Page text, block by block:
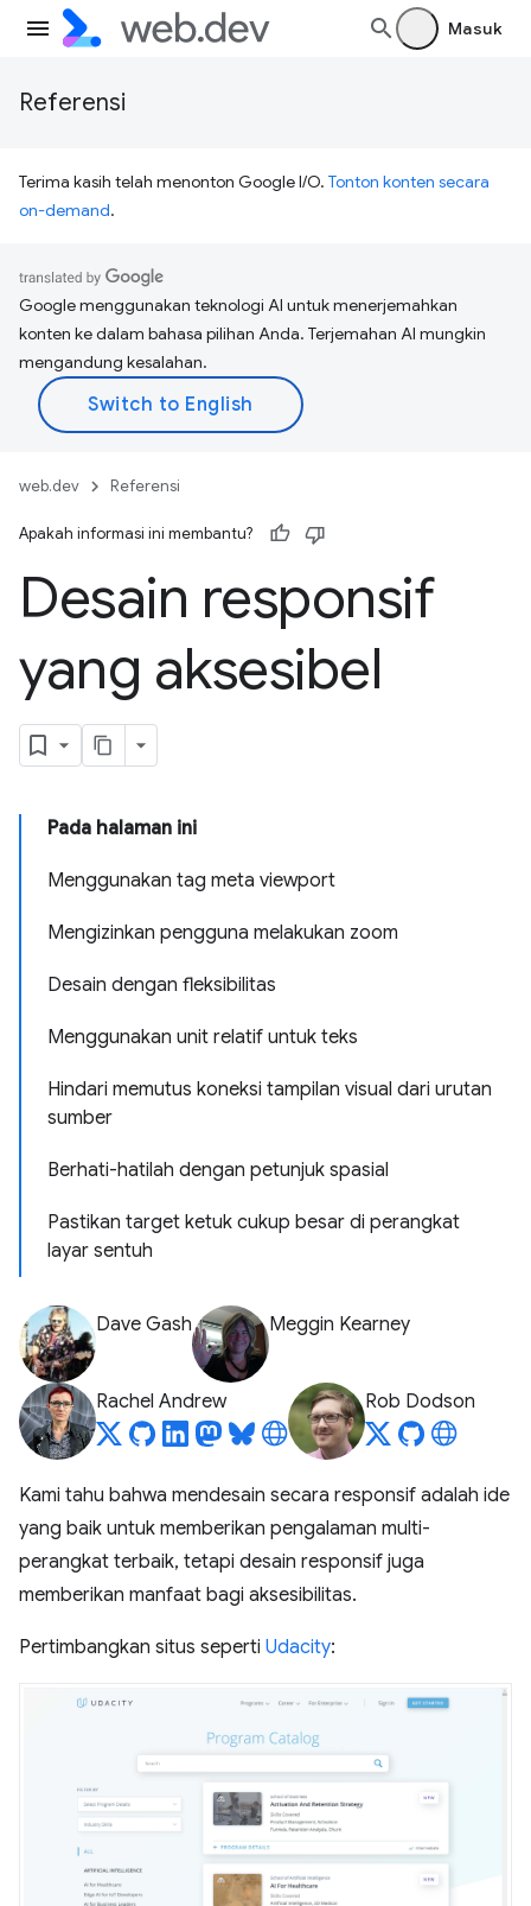
Masuk
Referensi
Terima kasih telah menonton Google I/O. Tonton konten secara
on-demand.
Google menggunakan teknologi AI untuk menerjemahkan
konten ke dalam bahasa pilihan Anda. Terjemahan AI mungkin
mengandung kesalahan.
web.dev Referensi
Apakah informasi ini membantu?
Desain responsif
yang aksesibel
Pada halaman ini
Menggunakan tag meta viewport
Mengizinkan pengguna melakukan zoom
Desain dengan fleksibilitas
Menggunakan unit relatif untuk teks
Hindari memutus koneksi tampilan visual dari urutan
sumber
Berhati-hatilah dengan petunjuk spasial
Pastikan target ketuk cukup besar di perangkat
layar sentuh
Dave Gash Meggin Kearney
Rachel Andrew Rob Dodson
Kami tahu bahwa mendesain secara responsif adalah ide
yang baik untuk memberikan pengalaman multi-
perangkat terbaik, tetapi desain responsif juga
memberikan manfaat bagi aksesibilitas.
Pertimbangkan situs seperti Udacity: